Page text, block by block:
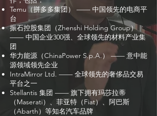
Temu（拼多多集团） —— 中国领先的电商平
台
振石控股集团（Zhenshi Holding Group）
—— 中国企业300强、全球领先的材料产业集
团
华力能源（ChinaPower S.p.A.） —— 意中能
源领域领先企业
IntraMirror Ltd. —— 全球领先的奢侈品交易
平台之一
Stellantis 集团 —— 旗下拥有玛莎拉蒂
（Maserati）、菲亚特（Fiat）、阿巴斯
（Abarth）等知名汽车品牌